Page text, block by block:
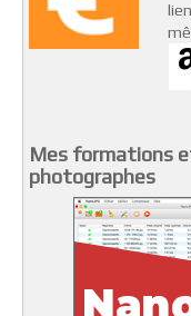
Mes formations
photographes